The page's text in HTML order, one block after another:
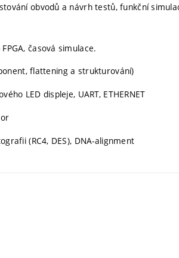
obvodů a návrh testů, funkční
časová simulace.
flattening a strukturování)
LED displeje, UART, ETHERNET
(RC4, DES), DNA-alignment